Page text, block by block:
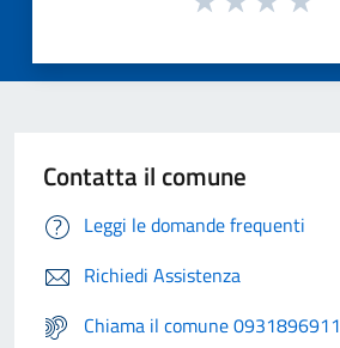
Contatta il comune
Leggi le domande frequenti
Richiedi Assistenza
Chiama il comune 0931896911